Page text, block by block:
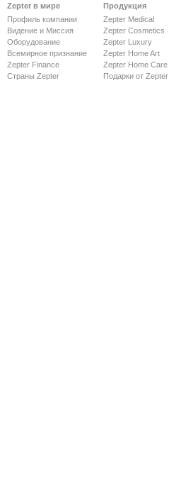
Zepter в мире
Профиль компании
Видение и Миссия
Оборудование
Всемирное признание
Zepter Finance
Страны Zepter
Продукция
Zepter Medical
Zepter Cosmetics
Zepter Luxury
Zepter Home Art
Zepter Home Care
Подарки от Zepter